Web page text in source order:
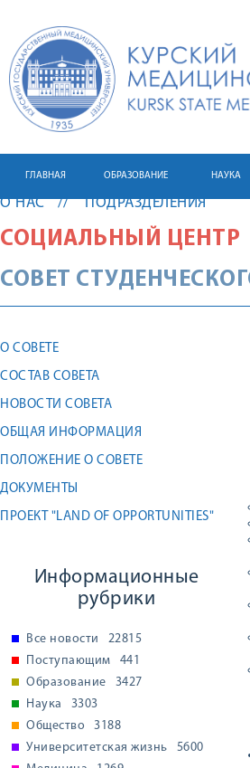
ГЛАВНАЯ ОБРАЗОВАНИЕ НАУКА
О НАС ПОДРАЗДЕЛЕНИЯ
СОЦИАЛЬНЫЙ ЦЕНТР
СОВЕТ
О СОВЕТЕ
СОСТАВ СОВЕТА
НОВОСТИ СОВЕТА
ОБЩАЯ ИНФОРМАЦИЯ
ПОЛОЖЕНИЕ О СОВЕТЕ
ДОКУМЕНТЫ
ПРОЕКТ "LAND OF OPPORTUNITIES"
Информационные
рубрики
Все новости
22815
Поступающим
441
Образование
3427
Наука
3303
Общество
3188
Университетская жизнь
5600